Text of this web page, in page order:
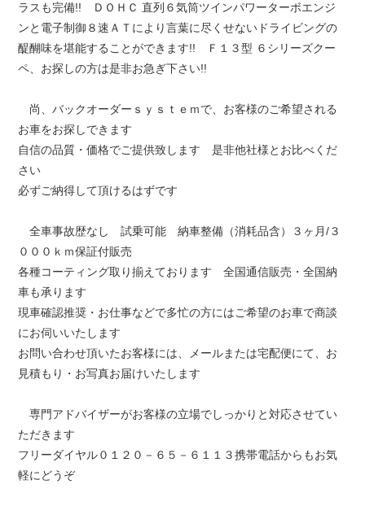
ラスも完備!! ＤＯＨＣ 直列６気筒ツインパワーターボエンジ
ンと電子制御８速ＡＴにより言葉に尽くせないドライビングの
醍醐味を堪能することができます!! Ｆ１３型 ６シリーズクー
ペ、お探しの方は是非お急ぎ下さい!!
尚、バックオーダーｓｙｓｔｅｍで、お客様のご希望される
お車をお探しできます
自信の品質・価格でご提供致します 是非他社様とお比べくだ
さい
必ずご納得して頂けるはずです
全車事故歴なし 試乗可能 納車整備（消耗品含）３ヶ月/３
０００ｋｍ保証付販売
各種コーティング取り揃えております 全国通信販売・全国納
車も承ります
現車確認推奨・お仕事などで多忙の方にはご希望のお車で商談
にお伺いいたします
お問い合わせ頂いたお客様には、メールまたは宅配便にて、お
見積もり・お写真お届けいたします
専門アドバイザーがお客様の立場でしっかりと対応させてい
ただきます
フリーダイヤル０１２０－６５－６１１３携帯電話からもお気
軽にどうぞ